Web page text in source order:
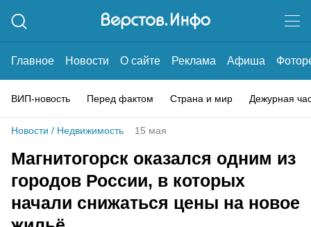
Главное Новости О сайте Реклама Афиша
ВИП-новость Перед фактом Страна и мир Дежурная
Новости / Недвижимость 15 мая
Магнитогорск оказался одним из
городов России, в которых
начали снижаться цены на новое